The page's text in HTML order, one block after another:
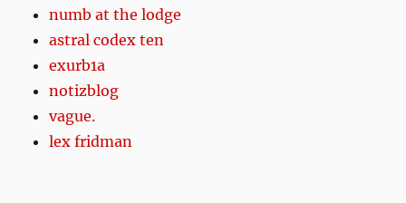
numb at the lodge
astral codex ten
exurb1a
notizblog
vague.
lex fridman